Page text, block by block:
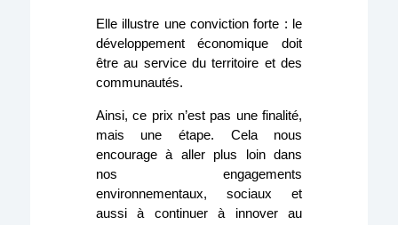
Elle illustre une conviction forte : le
développement économique doit
être au service du territoire et des
communautés.
Ainsi, ce prix n’est pas une finalité,
mais une étape. Cela nous
encourage à aller plus loin dans
nos engagements
environnementaux, sociaux et
aussi à continuer à innover au